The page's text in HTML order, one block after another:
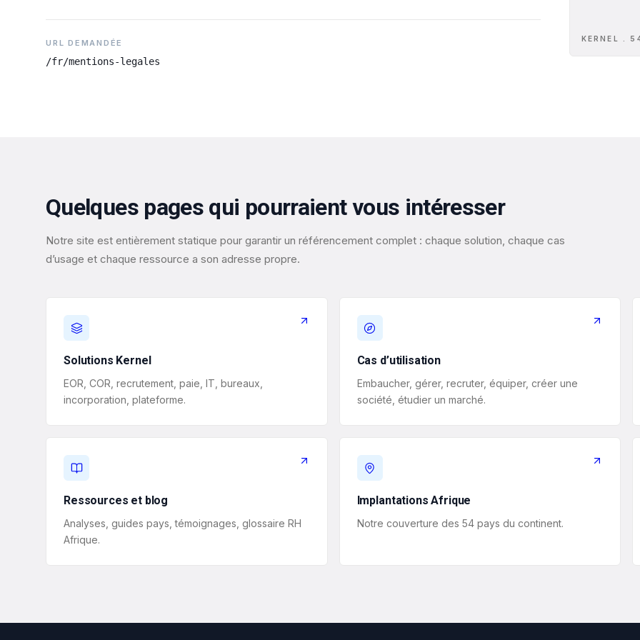
URL DEMANDÉE
/fr/mentions-legales
KERNEL .
Quelques pages qui pourraient vous intéresser
Notre site est entièrement statique pour garantir un référencement complet : chaque solution, chaque cas
d’usage et chaque ressource a son adresse propre.
Solutions Kernel
EOR, COR, recrutement, paie, IT, bureaux,
incorporation, plateforme.
Cas d’utilisation
Embaucher, gérer, recruter, équiper, créer une
société, étudier un marché.
Ressources et blog
Analyses, guides pays, témoignages, glossaire RH
Afrique.
Implantations Afrique
Notre couverture des 54 pays du continent.